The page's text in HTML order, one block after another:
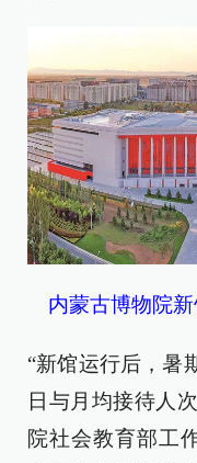
内蒙古博物院
“新馆运行后，暑
日与月均接待人
院社会教育部工